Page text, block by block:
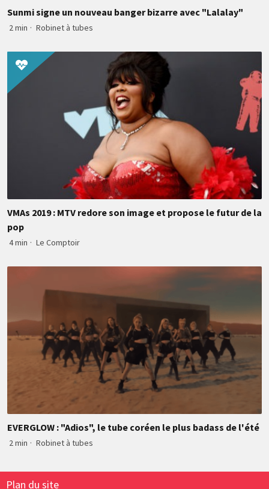
Sunmi signe un nouveau banger bizarre avec "Lalalay"
2 min · Robinet à tubes
VMAs 2019 : MTV redore son image et propose le futur de la
pop
4 min · Le Comptoir
EVERGLOW : "Adios", le tube coréen le plus badass de l'été
2 min · Robinet à tubes
Plan du site